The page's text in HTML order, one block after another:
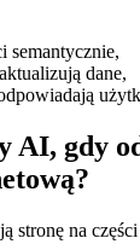
semantycznie,
dane,
AI, gdy
stronę na